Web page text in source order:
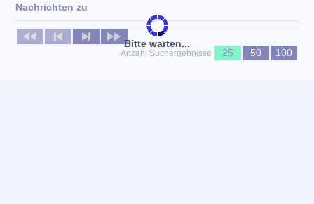
Bitte warten...
Nachrichten zu
Keine News verfügbar
Anzahl Suchergebnisse
25 50 100